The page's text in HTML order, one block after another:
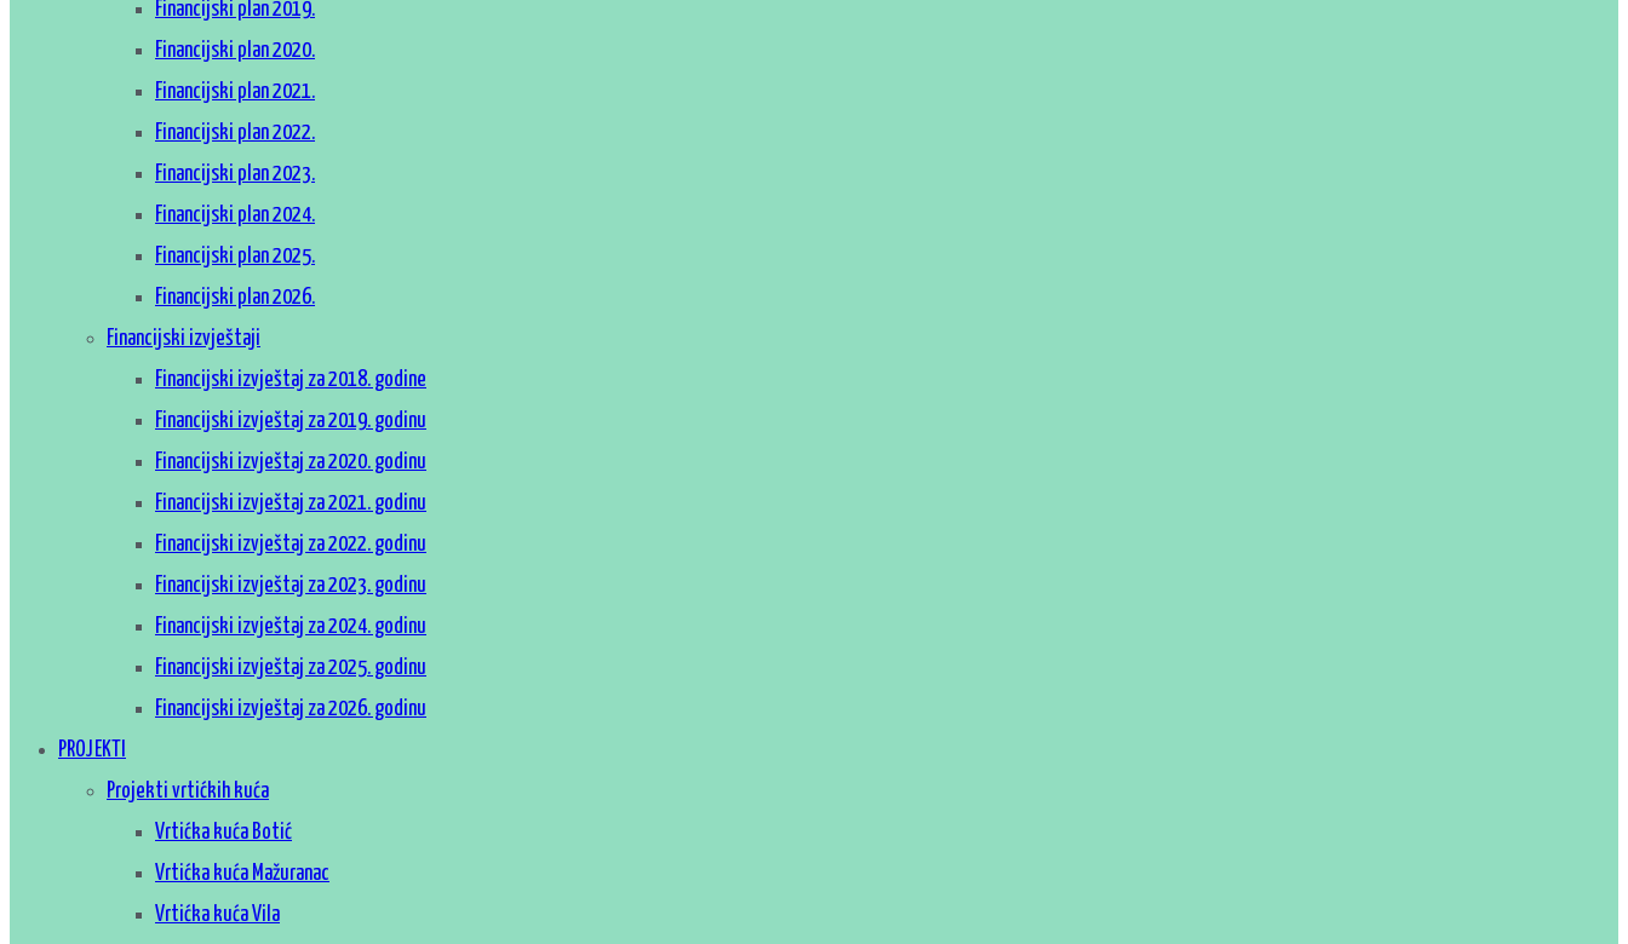
Financijski plan 2019.
Financijski plan 2020.
Financijski plan 2021.
Financijski plan 2022.
Financijski plan 2023.
Financijski plan 2024.
Financijski plan 2025.
Financijski plan 2026.
Financijski izvještaji
Financijski izvještaj za 2018. godine
Financijski izvještaj za 2019. godinu
Financijski izvještaj za 2020. godinu
Financijski izvještaj za 2021. godinu
Financijski izvještaj za 2022. godinu
Financijski izvještaj za 2023. godinu
Financijski izvještaj za 2024. godinu
Financijski izvještaj za 2025. godinu
Financijski izvještaj za 2026. godinu
PROJEKTI
Projekti vrtićkih kuća
Vrtićka kuća Botić
Vrtićka kuća Mažuranac
Vrtićka kuća Vila